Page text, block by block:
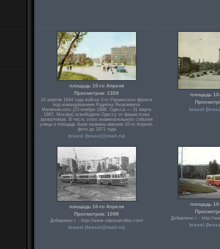
площадь 10-го Апреля
Просмотров: 1359
10 апреля 1944 года войска 3-го Украинского фронта
под командованием Родиона Яковлевича
Малиновского (23 ноября 1898, Одесса — 31 марта
1967, Москва) освободили Одессу от фашистских
захватчиков. В честь этого знаменательного события
улица и площадь были названы именем 10-го Апреля,
фото до 1971 года
brassl (brassl@mail.ru)
площадь
brassl
площадь 10-го Апреля
Просмотров: 1098
Добавлено с - http://www.odessatrolley.com/
brassl (brassl@mail.ru)
площадь
Добавлено с - http://
brassl